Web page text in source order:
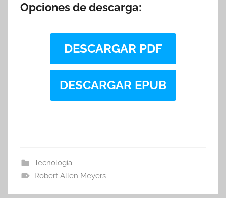
Opciones de descarga:
DESCARGAR PDF
DESCARGAR EPUB
Tecnología
Robert Allen Meyers